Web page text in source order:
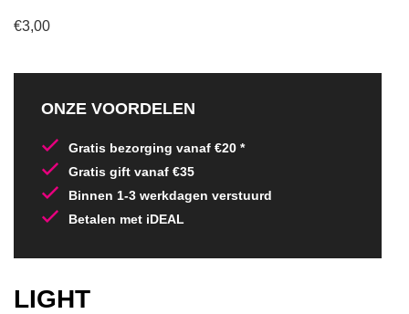
€3,00
ONZE VOORDELEN
Gratis bezorging vanaf €20 *
Gratis gift vanaf €35
Binnen 1-3 werkdagen verstuurd
Betalen met iDEAL
LIGHT